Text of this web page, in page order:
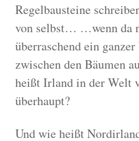
Regelbausteine
von selbst… …wenn da
überraschend ein
zwischen den Bäumen
heißt Irland in der Welt
überhaupt?
Und wie heißt